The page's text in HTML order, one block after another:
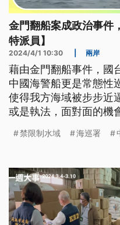
金門翻船案成政治事件
特派員】
2024/4/1 10:30 兩岸
藉由金門翻船事件，國
中國海警船更是常態性
使得我方海域被步步近
或是執法，面對面的機
何因應？
禁限制水域 海巡署